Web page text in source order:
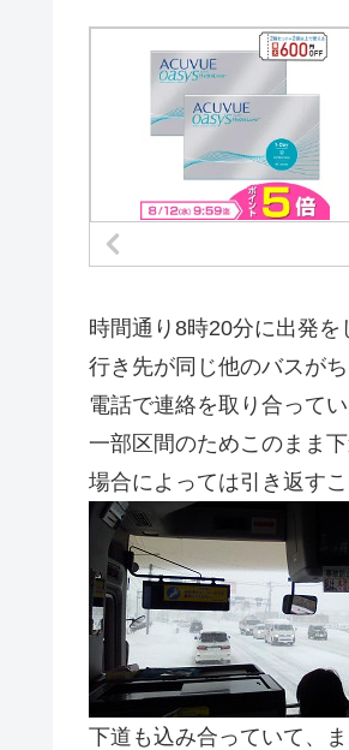
時間通り8時20分に出発を
行き先が同じ他のバスが
電話で連絡を取り合って
一部区間のためこのまま
場合によっては引き返す
下道も込み合っていて、